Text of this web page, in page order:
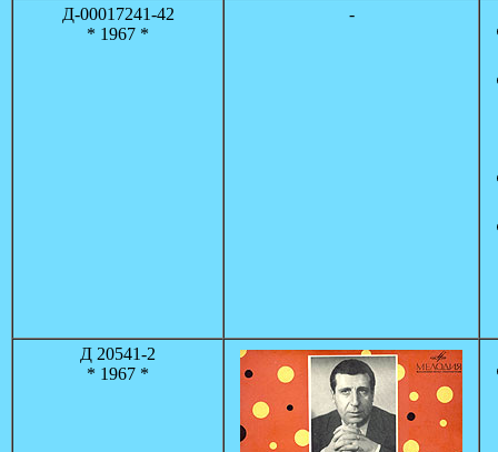
Д-00017241-42
* 1967 *
-
Д 20541-2
* 1967 *